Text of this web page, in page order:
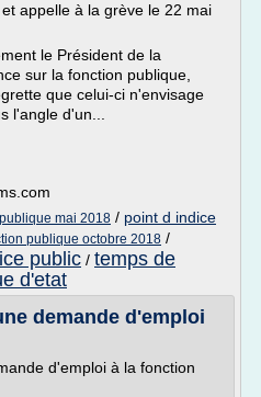
appelle à la grève le 22 mai
le Président de la
sur la fonction publique,
que celui-ci n'envisage
l'angle d'un...
mai 2018 / point d indice
publique octobre 2018 /
public / temps de
d'etat
demande d'emploi
d'emploi à la fonction